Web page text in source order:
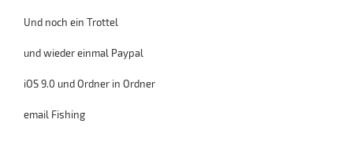
Und noch ein Trottel
und wieder einmal Paypal
iOS 9.0 und Ordner in Ordner
email Fishing